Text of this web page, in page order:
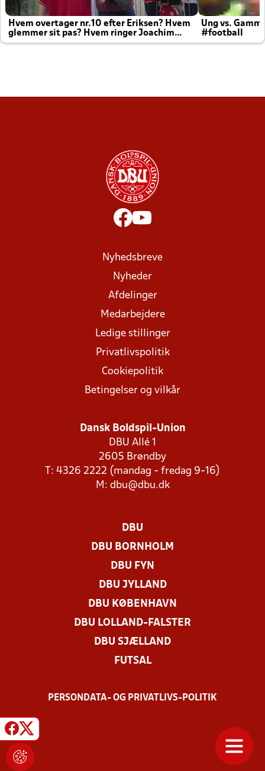
Hvem overtager nr.10 efter Eriksen? Hvem
glemmer sit pas? Hvem ringer Joachim
altid til efter kampe?
Ung vs.
#football
Nyhedsbreve
Nyheder
Afdelinger
Medarbejdere
Ledige stillinger
Privatlivspolitik
Cookiepolitik
Betingelser og vilkår
Dansk Boldspil-Union
DBU Allé 1
2605 Brøndby
T: 4326 2222 (mandag - fredag 9-16)
M: dbu@dbu.dk
DBU
DBU BORNHOLM
DBU FYN
DBU JYLLAND
DBU KØBENHAVN
DBU LOLLAND-FALSTER
DBU SJÆLLAND
FUTSAL
PERSONDATA- OG PRIVATLIVS-POLITIK